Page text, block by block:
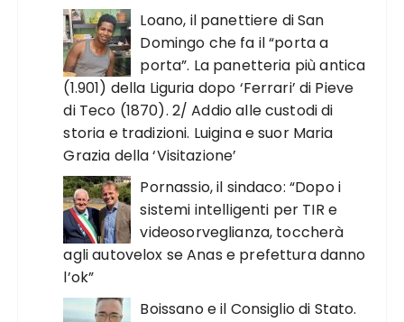
Loano, il panettiere di San
Domingo che fa il “porta a
porta”. La panetteria più antica
(1.901) della Liguria dopo ‘Ferrari’ di Pieve
di Teco (1870). 2/ Addio alle custodi di
storia e tradizioni. Luigina e suor Maria
Grazia della ‘Visitazione’
Pornassio, il sindaco: “Dopo i
sistemi intelligenti per TIR e
videosorveglianza, toccherà
agli autovelox se Anas e prefettura danno
l’ok”
Boissano e il Consiglio di Stato.